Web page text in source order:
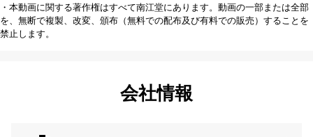
・本動画に関する著作権はすべて南江堂にあります。動画の一部または全部
を、無断で複製、改変、頒布（無料での配布及び有料での販売）することを
禁止します。
会社情報